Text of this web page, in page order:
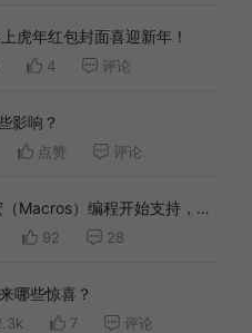
虎年红包封面喜迎新年！
4 评论
影响？
点赞 评论
Macros）编程开始支持，
92 28
哪些惊喜？
7 评论